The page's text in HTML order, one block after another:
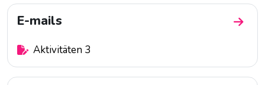
E-mails
Zum
Aktivitäten 3